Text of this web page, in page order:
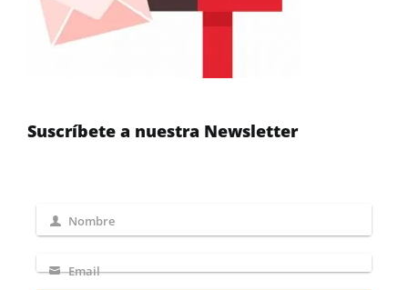
Suscríbete a nuestra Newsletter
NombreNombre
EmailEmail